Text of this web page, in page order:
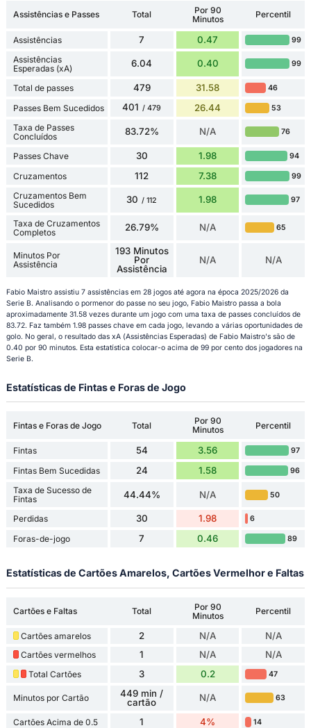
Assistências e Passes Total
Por 90
Minutos
Percentil
Assistências 7 0.47 99
Assistências
Esperadas (xA)
6.04 0.40 99
Total de passes 479 31.58 46
Passes Bem Sucedidos 401 / 479 26.44 53
Taxa de Passes
Concluídos
83.72% N/A 76
Passes Chave 30 1.98 94
Cruzamentos 112 7.38 99
Cruzamentos Bem
Sucedidos
30 / 112 1.98 97
Taxa de Cruzamentos
Completos
26.79% N/A 65
Minutos Por
Assistência
193 Minutos
Por
Assistência
N/A N/A
Fabio Maistro assistiu 7 assistências em 28 jogos até agora na época 2025/2026 da
Serie B. Analisando o pormenor do passe no seu jogo, Fabio Maistro passa a bola
aproximadamente 31.58 vezes durante um jogo com uma taxa de passes concluídos de
83.72. Faz também 1.98 passes chave em cada jogo, levando a várias oportunidades de
golo. No geral, o resultado das xA (Assistências Esperadas) de Fabio Maistro's são de
0.40 por 90 minutos. Esta estatística colocar-o acima de 99 por cento dos jogadores na
Serie B.
Estatísticas de Fintas e Foras de Jogo
Fintas e Foras de Jogo Total
Por 90
Minutos
Percentil
Fintas 54 3.56 97
Fintas Bem Sucedidas 24 1.58 96
Taxa de Sucesso de
Fintas
44.44% N/A 50
Perdidas 30 1.98 6
Foras-de-jogo 7 0.46 89
Estatísticas de Cartões Amarelos, Cartões Vermelhor e Faltas
Cartões e Faltas Total
Por 90
Minutos
Percentil
Cartões amarelos 2 N/A N/A
Cartões vermelhos 1 N/A N/A
Total Cartões 3 0.2 47
Minutos por Cartão
449 min /
cartão
N/A 63
Cartões Acima de 0.5 1 4% 14